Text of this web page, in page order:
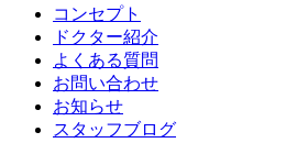
コンセプト
ドクター紹介
よくある質問
お問い合わせ
お知らせ
スタッフブログ